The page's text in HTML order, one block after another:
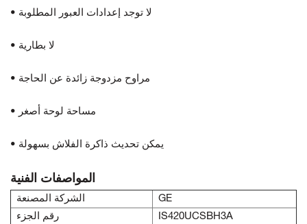
• لا توجد إعدادات العبور المطلوبة
• لا بطارية
• مراوح مزدوجة زائدة عن الحاجة
• مساحة لوحة أصغر
• يمكن تحديث ذاكرة الفلاش بسهولة
المواصفات الفنية
الشركة المصنعة
GE
رقم الجزء
IS420UCSBH3A